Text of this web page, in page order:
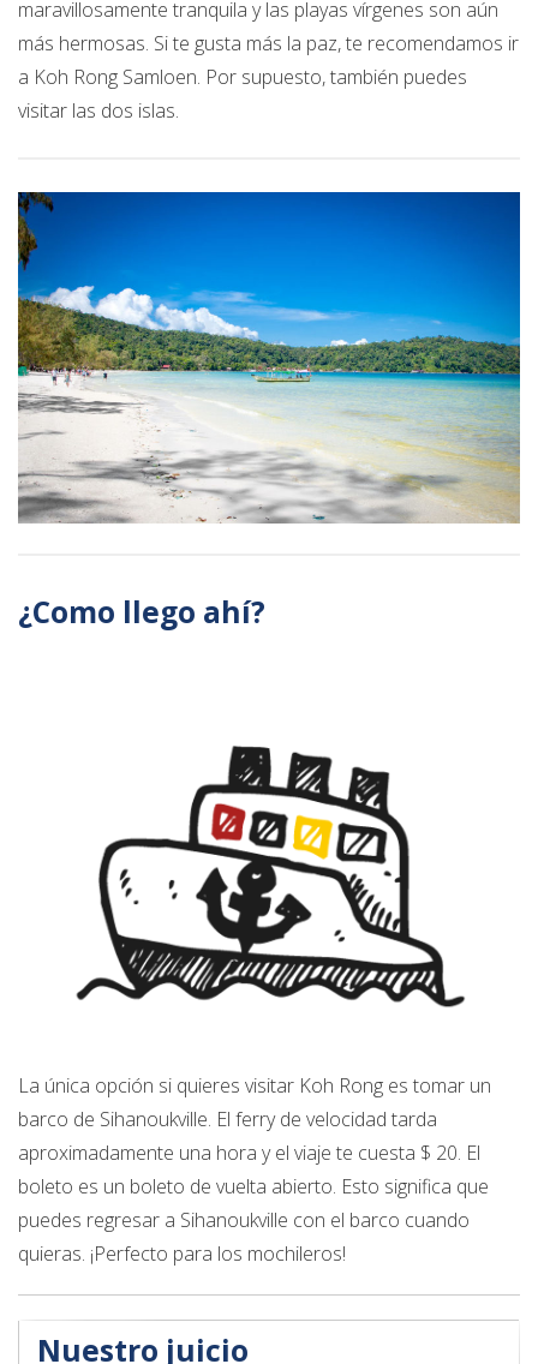
maravillosamente tranquila y las playas vírgenes son aún
más hermosas. Si te gusta más la paz, te recomendamos ir
a Koh Rong Samloen. Por supuesto, también puedes
visitar las dos islas.
¿Como llego ahí?
La única opción si quieres visitar Koh Rong es tomar un
barco de Sihanoukville. El ferry de velocidad tarda
aproximadamente una hora y el viaje te cuesta $ 20. El
boleto es un boleto de vuelta abierto. Esto significa que
puedes regresar a Sihanoukville con el barco cuando
quieras. ¡Perfecto para los mochileros!
Nuestro juicio